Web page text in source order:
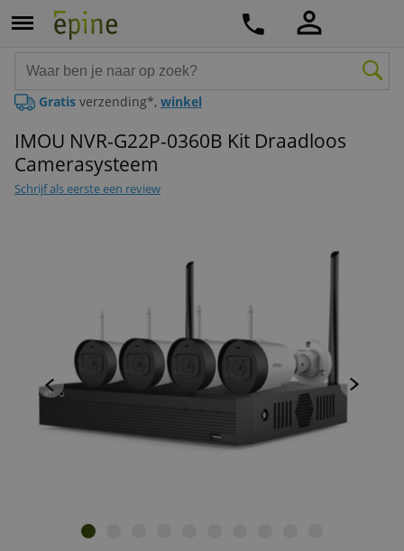
Gratis verzending*, winkel
IMOU NVR-G22P-0360B Kit Draadloos
Camerasysteem
Schrijf als eerste een review